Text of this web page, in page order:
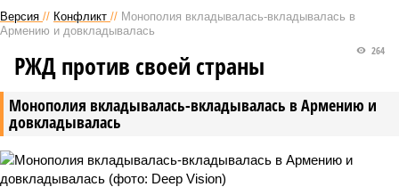
Версия // Конфликт // Монополия вкладывалась-вкладывалась в
Армению и довкладывалась
Монополия вкладывалась-вкладывалась в Армению и
довкладывалась
264
РЖД против своей страны